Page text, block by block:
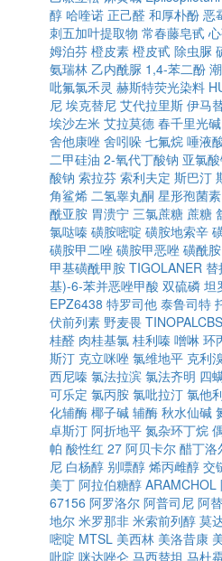
醇 哈喹诺 正己醛 和厚朴酚 恶
刺五加叶提取物 常春藤皂甙
姆泊芬 橙皮素 橙皮甙 除虫脲
氨瑞林 乙内酰脲 1,4-苯二酚
吡氟氯禾灵 赫斯特荧光染料
尼 埃克替尼 艾代拉里斯 伊马
埃沙左米 艾拉莫德 春千里光碱
舍他康唑 舍吲哚 七氟烷 唾液
二甲硅油 2-氧代丁酸钠 亚氯
酸钠 索拉芬 索利夫定 斯巴汀
角鲨烯 二氢睾丸酮 星形孢菌素
酰亚胺 胃溃宁 三氯蔗糖 蔗糖
氯哒嗪 磺胺嘧啶 磺胺地索辛
磺胺甲二唑 磺胺甲恶唑 磺酰胺
甲基磺酰甲胺 TIGOLANER 替
基)-6-苯并恶唑甲酸 双硫磷 坦
EPZ6438 特罗司他 泰鲁司特
伏前列素 野麦畏
桂醛 肉桂基氯 桂利嗪 噌啉 环
斯汀 克立咪唑 氯维地平 克利
西尼嗪 氯法拉滨 氯法齐明 四
可乐定 氯丙胺 氯吡拉汀 氯他
化辅酶 椰子碱 辅酶 秋水仙碱
卓斯汀 阿折地平 氮杂环丁烷
帕 酸性红 27 阿贝卡尔 醋丁洛
尼 白杨醇 别嘌醇 烯丙雌醇 交
美丁 阿拉伯糖醇 ARAMCHOL
67156 阿罗洛尔 阿普司尼 阿
地尔 米罗那非 米索前列醇 莫
嘧啶 MTSL 美西林 美洛昔康
吡啶 咪达唑仑 马西替坦 马杜